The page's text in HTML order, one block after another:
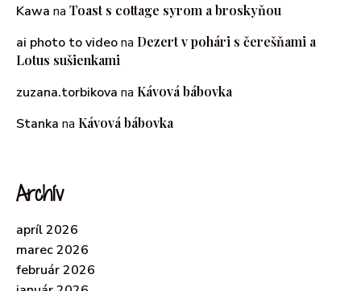
Kawa na Toast s cottage syrom a broskyňou
ai photo to videona Dezert v pohári s čerešňami a
Lotus sušienkami
zuzana.torbikova na Kávová bábovka
Stanka na Kávová bábovka
Archív
apríl 2026
marec 2026
február 2026